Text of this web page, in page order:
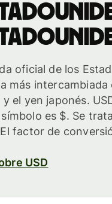
oficial de los
más intercambiada
el yen japonés.
es $. Se
factor de
USD